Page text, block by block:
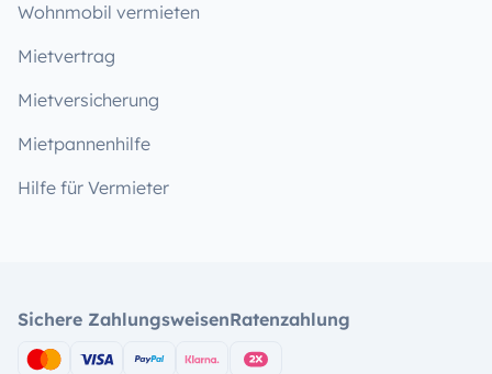
Wohnmobil vermieten
Mietvertrag
Mietversicherung
Mietpannenhilfe
Hilfe für Vermieter
Sichere ZahlungsweisenRatenzahlung